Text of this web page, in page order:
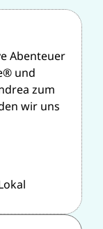
Abenteuer
und
zum
wir uns